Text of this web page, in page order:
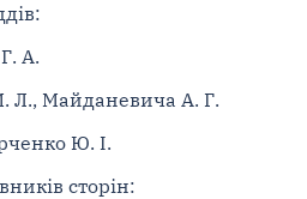
А.
Л., Майданевича А. Г.
Ю. І.
сторін: